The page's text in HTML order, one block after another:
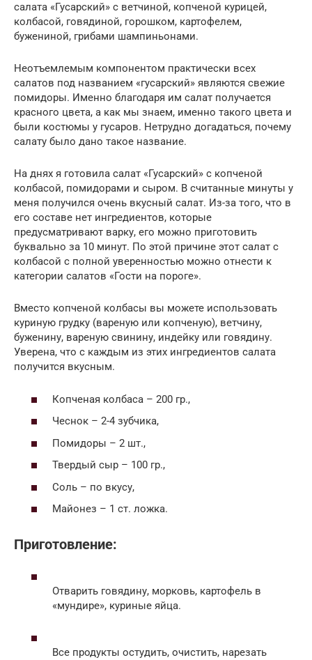
салата «Гусарский» с ветчиной, копченой курицей,
колбасой, говядиной, горошком, картофелем,
бужениной, грибами шампиньонами.
Неотъемлемым компонентом практически всех
салатов под названием «гусарский» являются свежие
помидоры. Именно благодаря им салат получается
красного цвета, а как мы знаем, именно такого цвета и
были костюмы у гусаров. Нетрудно догадаться, почему
салату было дано такое название.
На днях я готовила салат «Гусарский» с копченой
колбасой, помидорами и сыром. В считанные минуты у
меня получился очень вкусный салат. Из-за того, что в
его составе нет ингредиентов, которые
предусматривают варку, его можно приготовить
буквально за 10 минут. По этой причине этот салат с
колбасой с полной уверенностью можно отнести к
категории салатов «Гости на пороге».
Вместо копченой колбасы вы можете использовать
куриную грудку (вареную или копченую), ветчину,
буженину, вареную свинину, индейку или говядину.
Уверена, что с каждым из этих ингредиентов салата
получится вкусным.
Копченая колбаса – 200 гр.,
Чеснок – 2-4 зубчика,
Помидоры – 2 шт.,
Твердый сыр – 100 гр.,
Соль – по вкусу,
Майонез – 1 ст. ложка.
Приготовление:
Отварить говядину, морковь, картофель в
«мундире», куриные яйца.
Все продукты остудить, очистить, нарезать